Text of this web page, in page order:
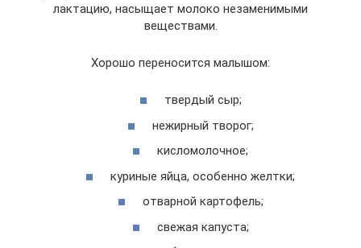
лактацию, насыщает молоко незаменимыми
веществами.
Хорошо переносится малышом:
твердый сыр;
нежирный творог;
кисломолочное;
куриные яйца, особенно желтки;
отварной картофель;
свежая капуста;